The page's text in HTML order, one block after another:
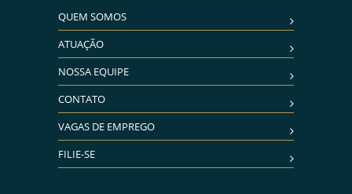
QUEM SOMOS
ATUAÇÃO
NOSSA EQUIPE
CONTATO
VAGAS DE EMPREGO
FILIE-SE